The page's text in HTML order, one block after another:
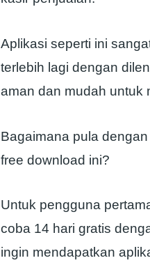
Aplikasi seperti ini
terlebih lagi dengan
aman dan mudah untuk
Bagaimana pula
free download ini?
Untuk pengguna
coba 14 hari gratis
ingin mendapatkan